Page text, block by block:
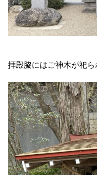
拝殿脇にはご神木が祀ら